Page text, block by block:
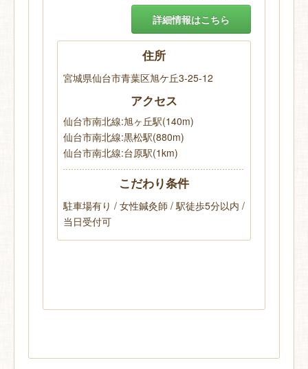
詳細情報はこちら
住所
宮城県仙台市青葉区旭ケ丘3-25-12
アクセス
仙台市南北線:旭ヶ丘駅(140m)
仙台市南北線:黒松駅(880m)
仙台市南北線:台原駅(1km)
こだわり条件
駐車場有り / 女性鍼灸師 / 駅徒歩5分以内 /
当日受付可